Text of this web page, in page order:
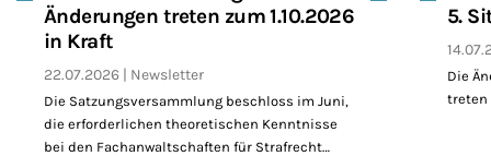
Änderungen treten zum 1.10.2026
in Kraft
22.07.2026 Newsletter
Die Satzungsversammlung beschloss im Juni,
die erforderlichen theoretischen Kenntnisse
bei den Fachanwaltschaften für Strafrecht…
5.
Die
treten